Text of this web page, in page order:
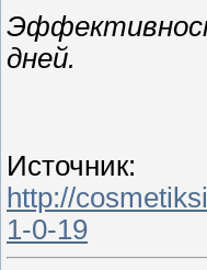
дней.
Источник:
http://
1-0-19